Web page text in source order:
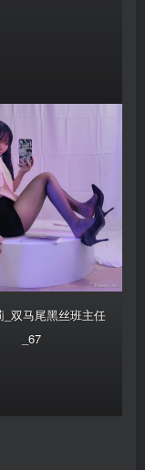
_双马尾黑丝班主任
_67